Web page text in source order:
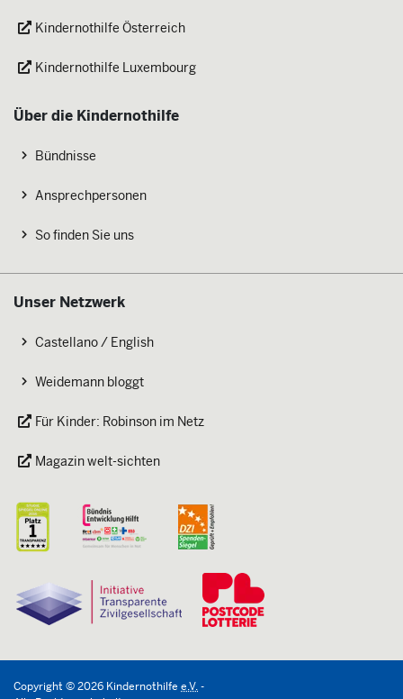
Kindernothilfe Österreich
Kindernothilfe Luxembourg
Über die Kindernothilfe
Bündnisse
Ansprechpersonen
So finden Sie uns
Unser Netzwerk
Castellano / English
Weidemann bloggt
Für Kinder: Robinson im Netz
Magazin welt-sichten
Copyright ©2026 Kindernothilfe e.V.-